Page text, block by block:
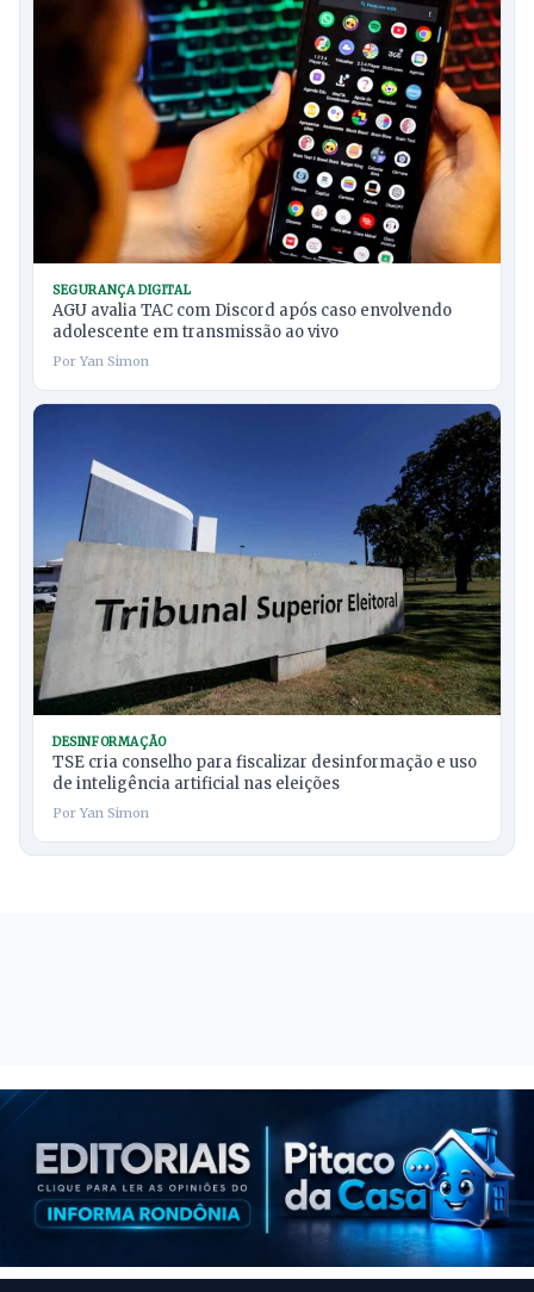
SEGURANÇA DIGITAL
AGU avalia TAC com Discord após caso envolvendo
adolescente em transmissão ao vivo
Por Yan Simon
DESINFORMAÇÃO
TSE cria conselho para fiscalizar desinformação e uso
de inteligência artificial nas eleições
Por Yan Simon